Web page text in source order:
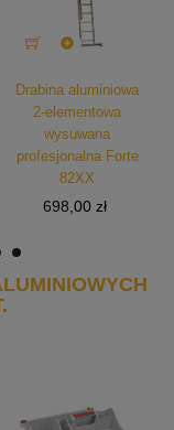

Drabina aluminiowa
2-elementowa
wysuwana
profesjonalna Forte
82XX
Cena
698,00 zł